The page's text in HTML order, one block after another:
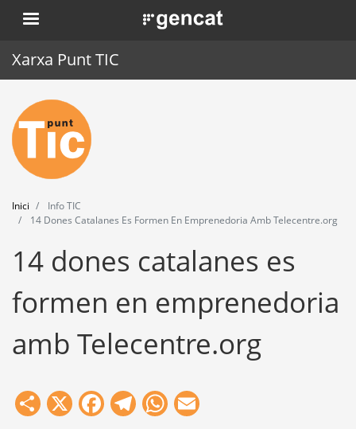
Vés
al
. Obre en una nova finestra.
Xarxa Punt TIC
Inici
Punt TIC
Actualitat
Agenda
Formació
Inici
Info TIC
14 Dones Catalanes Es Formen En Emprenedoria Amb Telecentre.org
14 dones catalanes es
formen en emprenedoria
amb Telecentre.org
Share
X Facebook
Telegram
WhatsApp